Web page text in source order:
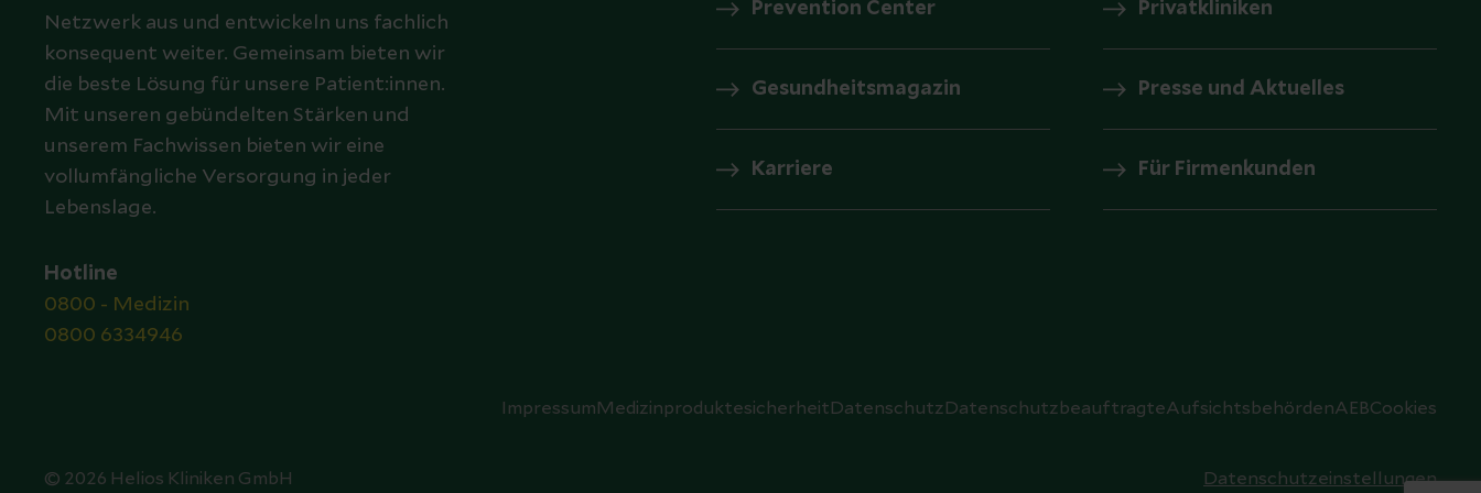
Netzwerk aus und entwickeln uns fachlich
konsequent weiter. Gemeinsam bieten wir
die beste Lösung für unsere Patient:innen.
Mit unseren gebündelten Stärken und
unserem Fachwissen bieten wir eine
vollumfängliche Versorgung in jeder
Lebenslage.
Hotline
0800 - Medizin
0800 6334946
Prevention Center Privatkliniken
Gesundheitsmagazin Presse und Aktuelles
Karriere Für Firmenkunden
© 2026 Helios Kliniken GmbH
Impressum Medizinproduktesicherheit Datenschutz DatenschutzbeauftragteAufsichtsbehördenAEBCookies
Datenschutzeinstellungen